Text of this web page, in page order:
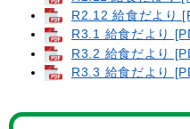
R2.12 給食だより
R3.1 給食だより
R3.2 給食だより
R3.3 給食だより